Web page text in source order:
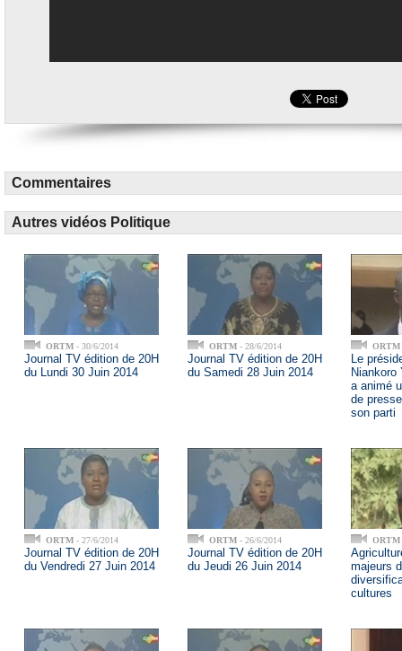
Commentaires
Autres vidéos Politique
ORTM - 30/6/2014
Journal TV édition de 20H
du Lundi 30 Juin 2014
ORTM - 28/6/2014
Journal TV édition de 20H
du Samedi 28 Juin 2014
ORTM
Le
Niankoro
a animé
de
son parti
ORTM - 27/6/2014
Journal TV édition de 20H
du Vendredi 27 Juin 2014
ORTM - 26/6/2014
Journal TV édition de 20H
du Jeudi 26 Juin 2014
ORTM
majeurs
cultures